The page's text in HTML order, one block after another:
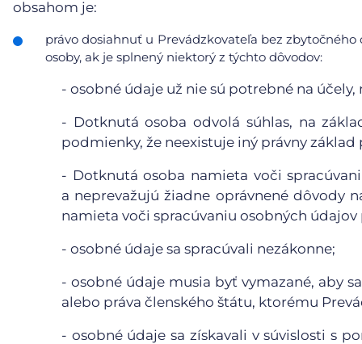
obsahom je:
právo dosiahnuť u Prevádzkovateľa bez
osoby, ak je splnený niektorý z týchto dôvodov:
- osobné údaje už nie sú potrebné na
- Dotknutá osoba odvolá súhlas, na
podmienky, že neexistuje iný právny
- Dotknutá osoba namieta voči
a neprevažujú žiadne oprávnené dôvody
namieta voči spracúvaniu osobných údajov
- osobné údaje sa spracúvali nezákonne;
- osobné údaje musia byť vymazané, aby
alebo práva členského štátu, ktorému
- osobné údaje sa získavali v súvislosti s